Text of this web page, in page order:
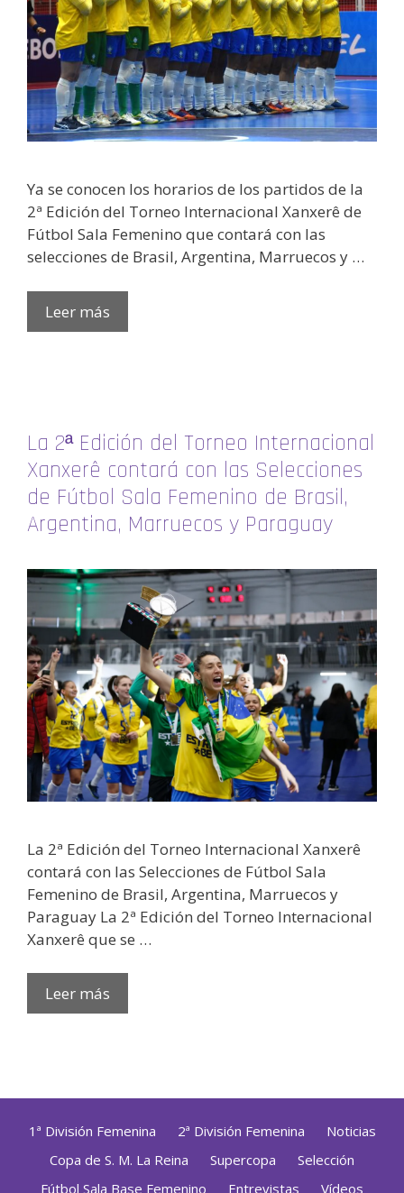
Ya se conocen los horarios de los partidos de la
2ª Edición del Torneo Internacional Xanxerê de
Fútbol Sala Femenino que contará con las
selecciones de Brasil, Argentina, Marruecos y …
Leer más
La 2ª Edición del Torneo Internacional
Xanxerê contará con las Selecciones
de Fútbol Sala Femenino de Brasil,
Argentina, Marruecos y Paraguay
La 2ª Edición del Torneo Internacional Xanxerê
contará con las Selecciones de Fútbol Sala
Femenino de Brasil, Argentina, Marruecos y
Paraguay La 2ª Edición del Torneo Internacional
Xanxerê que se …
Leer más
1ª División Femenina 2ª División Femenina
Noticias
Copa de S. M. La Reina
Supercopa
Selección
Fútbol Sala Base Femenino
Entrevistas Vídeos